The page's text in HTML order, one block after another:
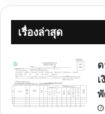
เรื่องล่าสุด